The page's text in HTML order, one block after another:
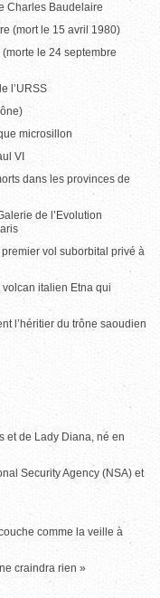
Charles Baudelaire
(mort le 15 avril 1980)
le 24 septembre
l’URSS
microsillon
VI
dans les provinces de
de l’Evolution
vol suborbital privé à
italien Etna qui
l’héritier du trône saoudien
et de Lady Diana, né en
Security Agency (NSA) et
comme la veille à
craindra rien »